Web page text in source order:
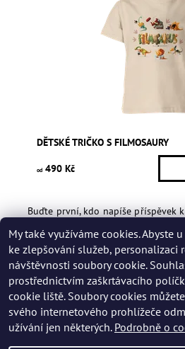
DĚTSKÉ TRIČKO S FILMOSAURY
od 490 Kč
Buďte první, kdo napíše příspěvek
Přidat hodnocení
My také využíváme cookies. Abyste
ke zlepšování služeb, personalizaci
návštěvnosti soubory cookie.
prostřednictvím zaškrtávacího
cookie liště. Soubory cookies
svého internetového prohlížeče
užívání jen některých. Podrobně o